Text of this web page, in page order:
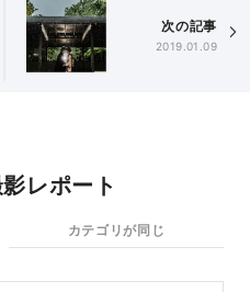
次の記事
2019.01.09
レポート
カテゴリが同じ